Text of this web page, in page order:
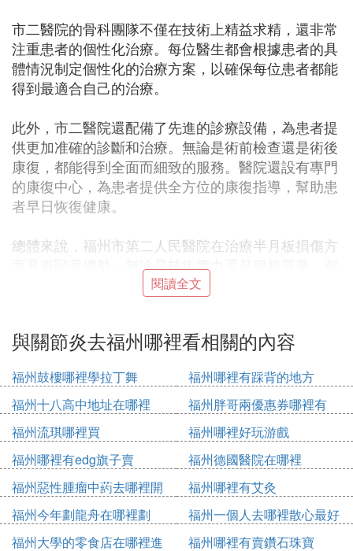
市二醫院的骨科團隊不僅在技術上精益求精，還非常
注重患者的個性化治療。每位醫生都會根據患者的具
體情況制定個性化的治療方案，以確保每位患者都能
得到最適合自己的治療。
此外，市二醫院還配備了先進的診療設備，為患者提
供更加准確的診斷和治療。無論是術前檢查還是術後
康復，都能得到全面而細致的服務。醫院還設有專門
的康復中心，為患者提供全方位的康復指導，幫助患
者早日恢復健康。
總體來說，福州市第二人民醫院在治療半月板損傷方
面具有顯著優勢，無論是技術實力還是服務質量，都
贏得了患者的廣泛好評。如果您正在尋找一位擅長治
療半月板損傷的醫生，市二醫院無疑是一個值得信賴
醫生好的啊
在福州市，如果想要尋找一家專業且口碑不錯的中醫
診所，可以考慮五四路中醫學院的國醫堂。這里匯聚
了許多經驗豐富的老教授，他們對中醫有著深厚的理
解和豐富的臨床經驗。無論是治療常見的疾病，還是
調理身體，國醫堂都能提供有效的解決方案。
國醫堂不僅環境優雅，而且服務態度也非常好。這里
閱讀全文
與關節炎去福州哪裡看相關的內容
福州鼓樓哪裡學拉丁舞
福州哪裡有踩背的地方
福州十八高中地址在哪裡
福州胖哥兩優惠券哪裡有
福州流琪哪裡買
福州哪裡好玩游戲
福州哪裡有edg旗子賣
福州德國醫院在哪裡
福州惡性腫瘤中葯去哪裡開
福州哪裡有艾灸
福州今年劃龍舟在哪裡劃
福州一個人去哪裡散心最好
福州大學的零食店在哪裡進
福州哪裡有賣鑽石珠寶